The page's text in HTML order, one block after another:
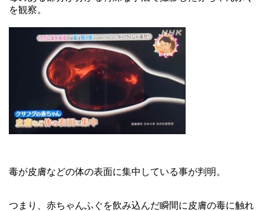
を観察。
毒が皮膚などの体の表面に集中している事が判明。
つまり、赤ちゃんふぐを飲み込んだ瞬間に皮膚の毒に触れ